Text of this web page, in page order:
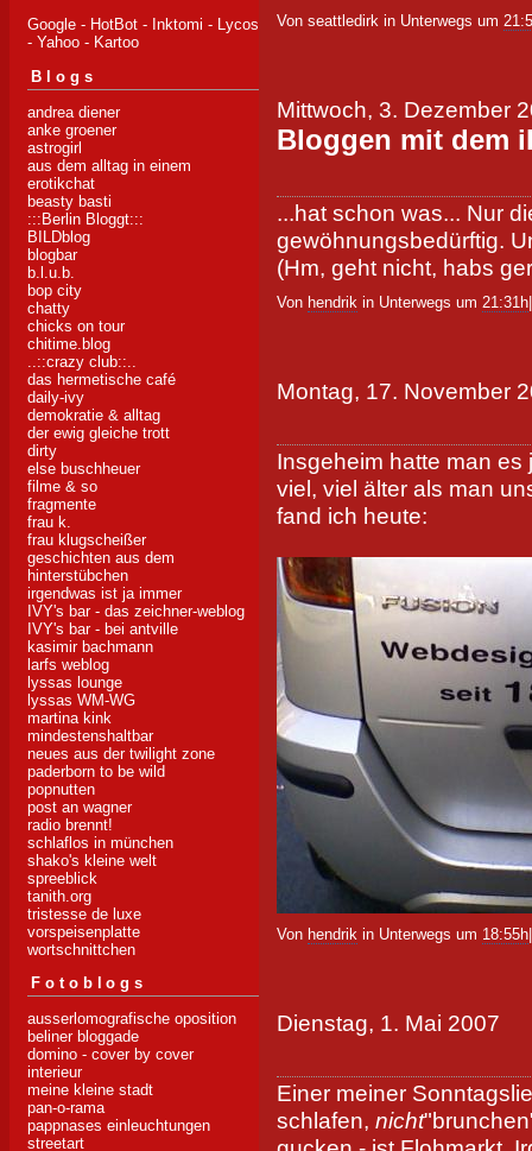
Google - HotBot - Inktomi - Lycos
- Yahoo - Kartoo
Blogs
andrea diener
anke groener
astrogirl
aus dem alltag in einem
erotikchat
beasty basti
:::Berlin Bloggt:::
BILDblog
blogbar
b.l.u.b.
bop city
chatty
chicks on tour
chitime.blog
..::crazy club::..
das hermetische café
daily-ivy
demokratie & alltag
der ewig gleiche trott
dirty
else buschheuer
filme & so
fragmente
frau k.
frau klugscheißer
geschichten aus dem
hinterstübchen
irgendwas ist ja immer
IVY's bar - das zeichner-weblog
IVY's bar - bei antville
kasimir bachmann
larfs weblog
lyssas lounge
lyssas WM-WG
martina kink
mindestenshaltbar
neues aus der twilight zone
paderborn to be wild
popnutten
post an wagner
radio brennt!
schlaflos in münchen
shako's kleine welt
spreeblick
tanith.org
tristesse de luxe
vorspeisenplatte
wortschnittchen
Fotoblogs
ausserlomografische oposition
beliner bloggade
domino - cover by cover
interieur
meine kleine stadt
pan-o-rama
pappnases einleuchtungen
streetart
Von seattledirk in Unterwegs um
Mittwoch, 3. Dezember
Bloggen mit dem
...hat schon was... Nur
gewöhnungsbedürftig.
(Hm, geht nicht, habs
Von hendrik in Unterwegs um 21:31h
Montag, 17. November
Insgeheim hatte man
viel, viel älter als man
fand ich heute:
Von hendrik in Unterwegs um 18:55h
Dienstag, 1. Mai 2007
Einer meiner
schlafen, nicht